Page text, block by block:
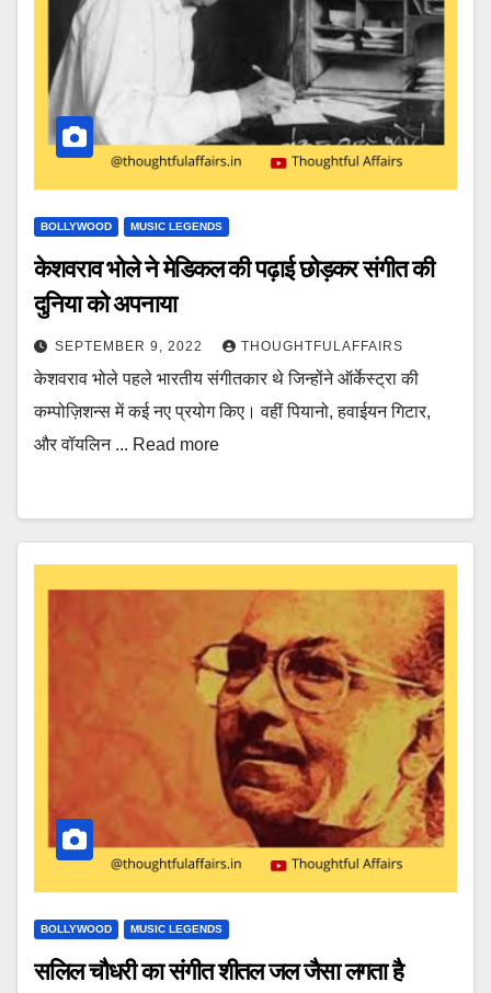
BOLLYWOOD MUSIC LEGENDS
केशवराव भोले ने मेडिकल की पढ़ाई छोड़कर संगीत की
दुनिया को अपनाया
SEPTEMBER 9, 2022 THOUGHTFULAFFAIRS
केशवराव भोले पहले भारतीय संगीतकार थे जिन्होंने ऑर्केस्ट्रा की
कम्पोज़िशन्स में कई नए प्रयोग किए। वहीं पियानो, हवाईयन गिटार,
और वॉयलिन ... Read more
BOLLYWOOD MUSIC LEGENDS
सलिल चौधरी का संगीत शीतल जल जैसा लगता है